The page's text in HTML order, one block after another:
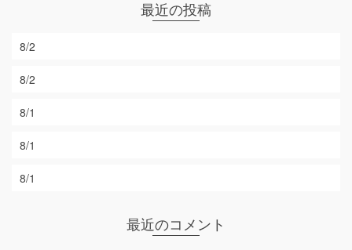
最近の投稿
8/2
8/2
8/1
8/1
8/1
最近のコメント